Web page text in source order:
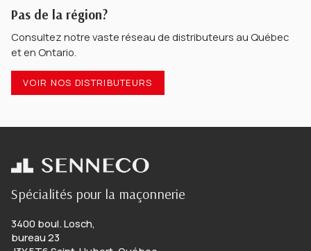
Pas de la région?
Consultez notre vaste réseau de distributeurs au Québec
et en Ontario.
VOIR NOS DISTRIBUTEURS
Spécialités pour la maçonnerie
3400 boul. Losch,
bureau 23